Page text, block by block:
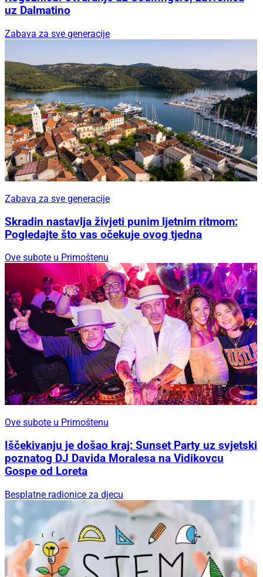
uz Dalmatino
Zabava za sve generacije
Zabava za sve generacije
Skradin nastavlja živjeti punim ljetnim ritmom:
Pogledajte što vas očekuje ovog tjedna
Ove subote u Primoštenu
Ove subote u Primoštenu
Iščekivanju je došao kraj: Sunset Party uz svjetski
poznatog DJ Davida Moralesa na Vidikovcu
Gospe od Loreta
Besplatne radionice za djecu